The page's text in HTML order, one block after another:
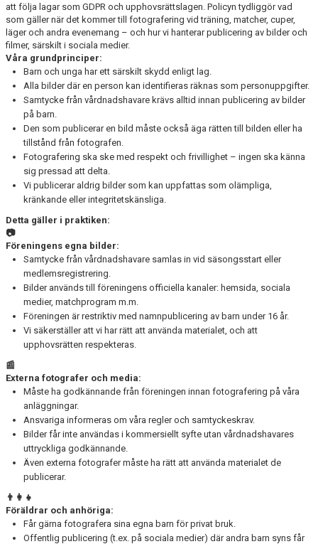
att följa lagar som GDPR och upphovsrättslagen. Policyn tydliggör vad
som gäller när det kommer till fotografering vid träning, matcher, cuper,
läger och andra evenemang – och hur vi hanterar publicering av bilder och
filmer, särskilt i sociala medier.
Våra grundprinciper:
Barn och unga har ett särskilt skydd enligt lag.
Alla bilder där en person kan identifieras räknas som personuppgifter.
Samtycke från vårdnadshavare krävs alltid innan publicering av bilder
på barn.
Den som publicerar en bild måste också äga rätten till bilden eller ha
tillstånd från fotografen.
Fotografering ska ske med respekt och frivillighet – ingen ska känna
sig pressad att delta.
Vi publicerar aldrig bilder som kan uppfattas som olämpliga,
kränkande eller integritetskänsliga.
Detta gäller i praktiken:
📷
Föreningens egna bilder:
Samtycke från vårdnadshavare samlas in vid säsongsstart eller
medlemsregistrering.
Bilder används till föreningens officiella kanaler: hemsida, sociala
medier, matchprogram m.m.
Föreningen är restriktiv med namnpublicering av barn under 16 år.
Vi säkerställer att vi har rätt att använda materialet, och att
upphovsrätten respekteras.
📰
Externa fotografer och media:
Måste ha godkännande från föreningen innan fotografering på våra
anläggningar.
Ansvariga informeras om våra regler och samtyckeskrav.
Bilder får inte användas i kommersiellt syfte utan vårdnadshavares
uttryckliga godkännande.
Även externa fotografer måste ha rätt att använda materialet de
publicerar.
👨‍👩‍👧
Föräldrar och anhöriga:
Får gärna fotografera sina egna barn för privat bruk.
Offentlig publicering (t.ex. på sociala medier) där andra barn syns får